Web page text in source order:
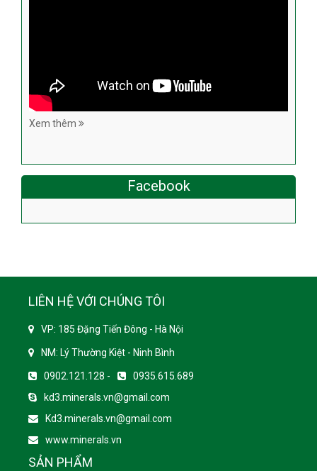
Xem thêm
Facebook
LIÊN HỆ VỚI CHÚNG TÔI
VP: 185 Đặng Tiến Đông - Hà Nội
NM: Lý Thường Kiệt - Ninh Bình
0902.121.128 -
0935.615.689
kd3.minerals.vn@gmail.com
Kd3.minerals.vn@gmail.com
www.minerals.vn
SẢN PHẨM